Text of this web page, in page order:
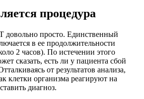
процедура
довольно просто. Единственный
в ее продолжительности
2 часов). По истечении этого
сказать, есть ли у пациента сбой
от результатов анализа,
клетки организма реагируют на
диагноз.